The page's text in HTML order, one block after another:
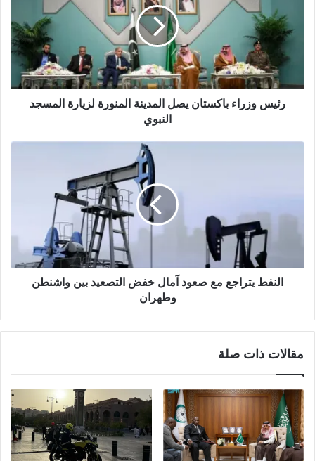
و
ي
ب
رئيس وزراء باكستان يصل المدينة المنورة لزيارة المسجد
النبوي
النفط يتراجع مع صعود آمال خفض التصعيد بين واشنطن
وطهران
مقالات ذات صلة